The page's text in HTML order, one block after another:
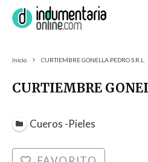
Inicio CURTIEMBRE GONELLA PEDRO S.R.L.
CURTIEMBRE
Cueros -Pieles